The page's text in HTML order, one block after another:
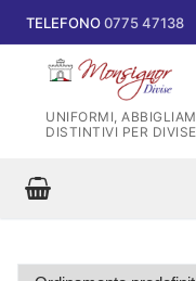
al
contenuto
TELEFONO0775 47138
UNIFORMI,
DISTINTIVI PER